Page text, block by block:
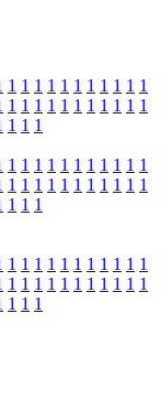
1 1 1 1 1 1 1 1 1 1 1
1 1 1 1 1 1 1 1 1 1 1
1 1 1
1 1 1 1 1 1 1 1 1 1 1
1 1 1 1 1 1 1 1 1 1 1
1 1 1
1 1 1 1 1 1 1 1 1 1 1
1 1 1 1 1 1 1 1 1 1 1
1 1 1